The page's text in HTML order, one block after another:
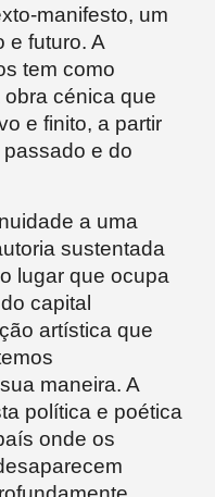
manifesto, um
e futuro. A
tem como
cénica que
e finito, a partir
e do
a uma
sustentada
lugar que ocupa
capital
artística que
maneira. A
política e poética
onde os